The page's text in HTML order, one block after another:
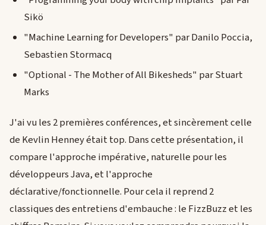
Sikö
"Machine Learning for Developers" par Danilo Poccia,
Sebastien Stormacq
"Optional - The Mother of All Bikesheds" par Stuart
Marks
J'ai vu les 2 premières conférences, et sincèrement celle
de Kevlin Henney était top. Dans cette présentation, il
compare l'approche impérative, naturelle pour les
développeurs Java, et l'approche
déclarative/fonctionnelle. Pour cela il reprend 2
classiques des entretiens d'embauche : le FizzBuzz et les